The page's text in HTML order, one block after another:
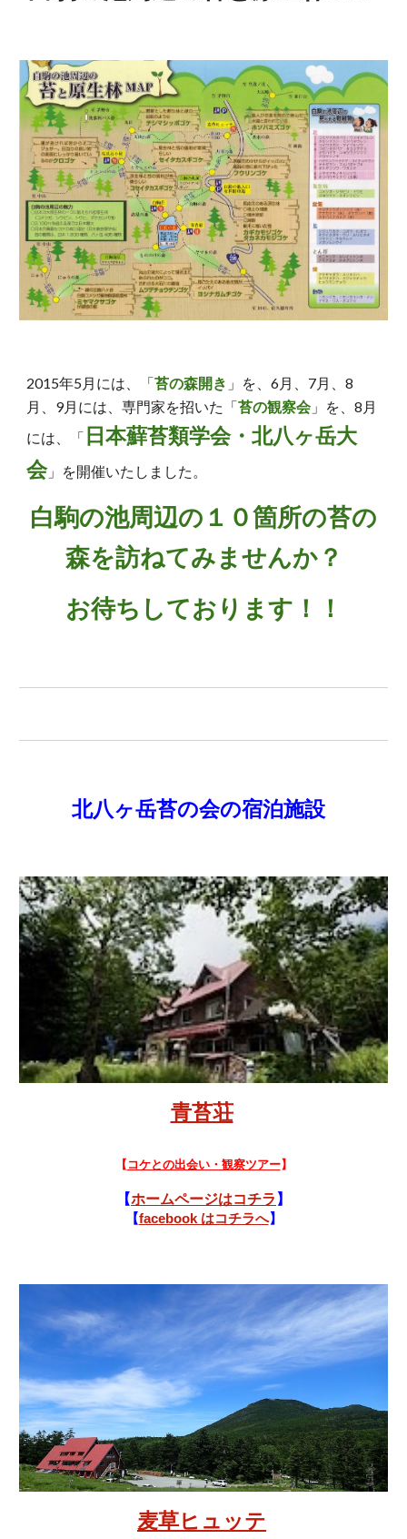
2015年5月には、「苔の森開き 」を、6月、7月、8
月、9月には、専門家を招いた「苔の観察会 」を、8月
には、「 日本蘚苔類学会・北八ヶ岳大
会」を開催いたしました。
白駒の池周辺の１０箇所の苔の
森を訪ねてみませんか？
お待ちしております！！
北八ヶ岳苔の会の宿泊施設
青苔荘
【 コケとの出会い・観察ツアー】
【ホームページはコチラ 】
【facebook はコチラへ】
麦草ヒュッテ